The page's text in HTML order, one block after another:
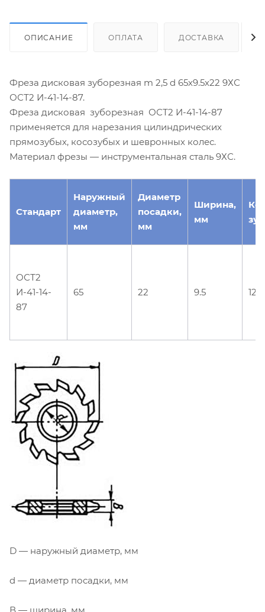
ОПИСАНИЕ ОПЛАТА ДОСТАВКА
Фреза дисковая зуборезная m 2,5 d 65х9.5х22 9ХС
ОСТ2 И-41-14-87.
Фреза дисковая зуборезная ОСТ2 И-41-14-87
применяется для нарезания цилиндрических
прямозубых, косозубых и шевронных колес.
Материал фрезы — инструментальная сталь 9ХС.
Стандарт
Наружный
диаметр,
мм
Диаметр
посадки,
мм
Ширина,
мм
ОСТ2
И-41-14-
87
65 22 9.5 12
D — наружный диаметр, мм
d — диаметр посадки, мм